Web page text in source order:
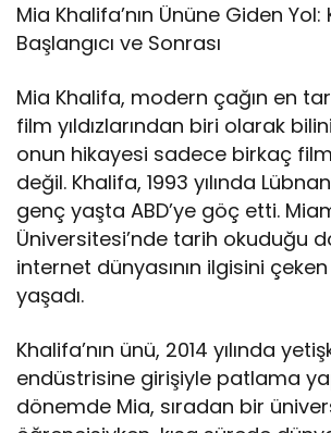
Mia Khalifa’nın Ününe Giden
Başlangıcı ve Sonrası
Mia Khalifa, modern çağın en
film yıldızlarından biri olarak
onun hikayesi sadece birkaç
değil. Khalifa, 1993 yılında
genç yaşta ABD’ye göç etti.
Üniversitesi’nde tarih okuduğu
internet dünyasının ilgisini
yaşadı.
Khalifa’nın ünü, 2014 yılında
endüstrisine girişiyle patlama
dönemde Mia, sıradan bir